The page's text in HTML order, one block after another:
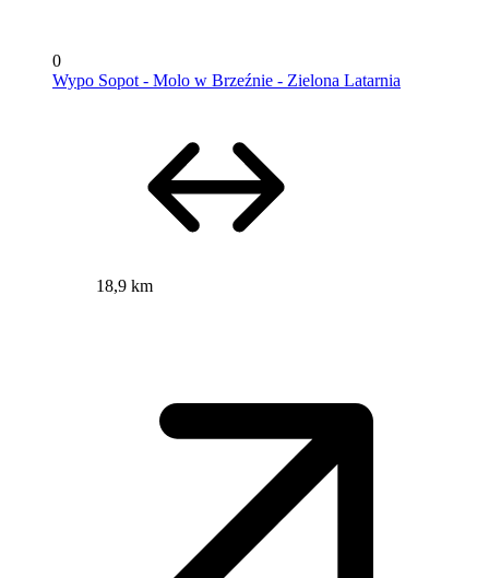
0
Wypo Sopot - Molo w Brzeźnie - Zielona Latarnia
18,9 km